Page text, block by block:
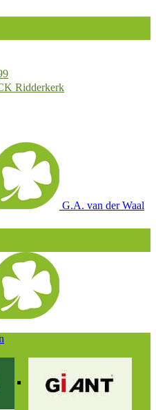
Ridderkerk
G.A. van der Waal